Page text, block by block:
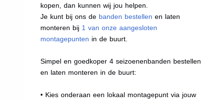
kopen, dan kunnen wij jou helpen.
Je kunt bij ons de banden bestellen en laten
monteren bij 1 van onze aangesloten
montagepunten in de buurt.
Simpel en goedkoper 4 seizoenenbanden bestellen
en laten monteren in de buurt:
• Kies onderaan een lokaal montagepunt via jouw